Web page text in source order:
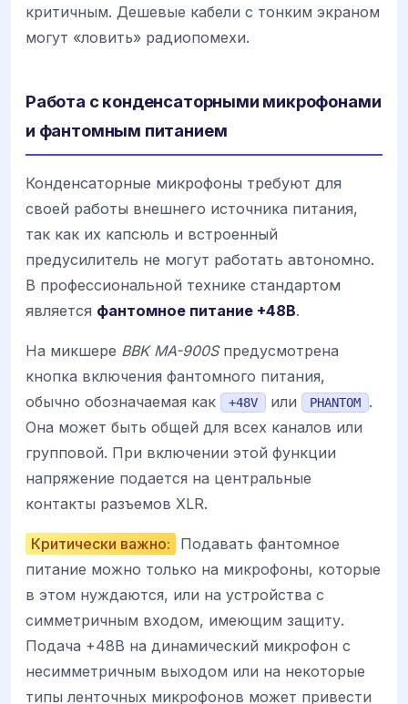
критичным. Дешевые кабели с тонким экраном
могут «ловить» радиопомехи.
Работа с конденсаторными микрофонами
и фантомным питанием
Конденсаторные микрофоны требуют для
своей работы внешнего источника питания,
так как их капсюль и встроенный
предусилитель не могут работать автономно.
В профессиональной технике стандартом
является фантомное питание +48В.
На микшере BBK MA-900Sпредусмотрена
кнопка включения фантомного питания,
обычно обозначаемая как
+48V или PHANTOM
.
Она может быть общей для всех каналов или
групповой. При включении этой функции
напряжение подается на центральные
контакты разъемов XLR.
Критически важно:
Подавать фантомное
питание можно только на микрофоны, которые
в этом нуждаются, или на устройства с
симметричным входом, имеющим защиту.
Подача +48В на динамический микрофон с
несимметричным выходом или на некоторые
типы ленточных микрофонов может привести